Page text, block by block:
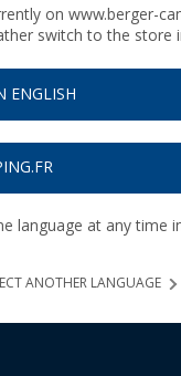
on www.berger-
switch to the store
ENGLISH
language at any time
ANOTHER LANGUAGE